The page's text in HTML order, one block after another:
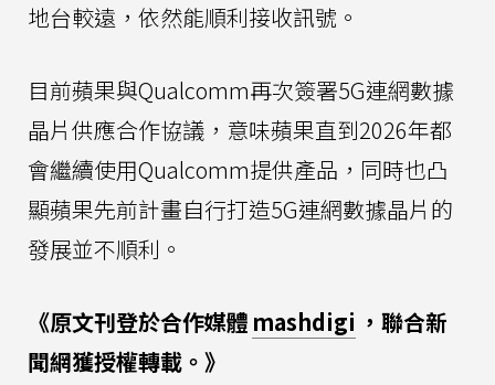
地台較遠，依然能順利接收訊號。
目前蘋果與Qualcomm再次簽署5G連網數據
晶片供應合作協議，意味蘋果直到2026年都
會繼續使用Qualcomm提供產品，同時也凸
顯蘋果先前計畫自行打造5G連網數據晶片的
發展並不順利。
《原文刊登於合作媒體 mashdigi ，聯合新
聞網獲授權轉載。》